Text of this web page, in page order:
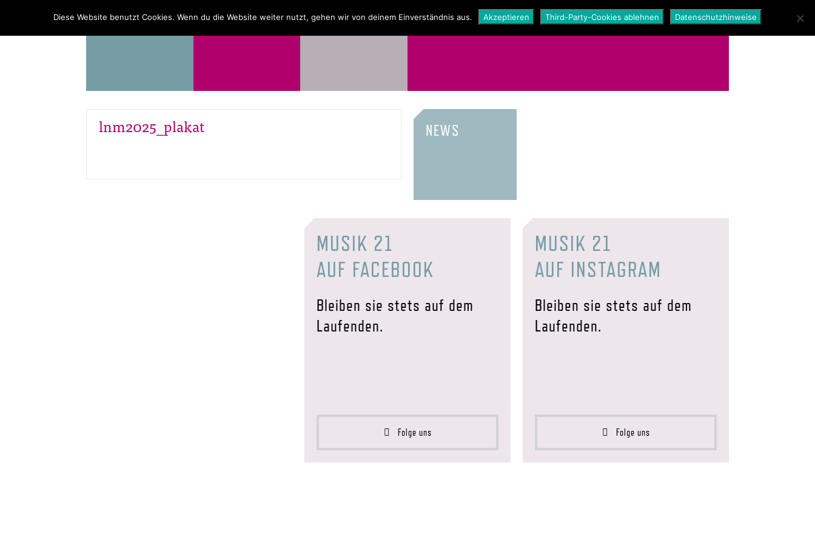
PROGRAMM ÜBER UNS NEWS SHOP
lnm2025_plakat NEWS
MUSIK 21
AUF FACEBOOK
Bleiben sie stets auf dem
Laufenden.
Folge uns
MUSIK 21
AUF INSTAGRAM
Bleiben sie stets auf dem
Laufenden.
Folge uns
Diese Website benutzt Cookies. Wenn du die Website weiter nutzt, gehen wir von deinem Einverständnis aus. Akzeptieren Third-Party-Cookies ablehnen Datenschutzhinweise